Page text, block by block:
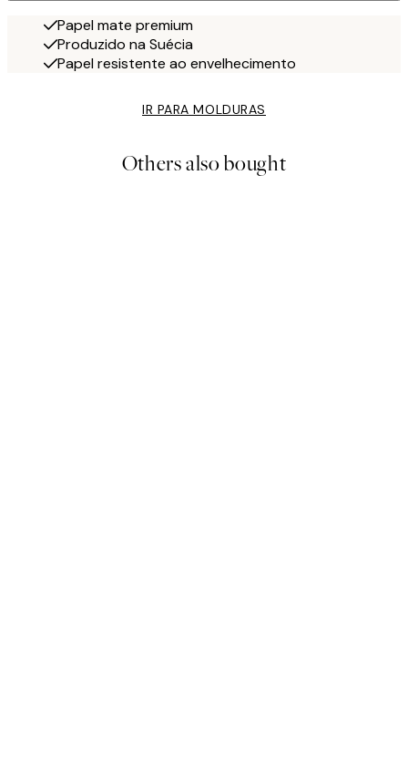
Papel mate premium
Produzido na Suécia
Papel resistente ao envelhecimento
IR PARA MOLDURAS
Others also bought